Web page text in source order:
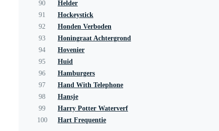
90
Helder
91
Hockeystick
92
Honden Verboden
93
Honingraat Achtergrond
94
Hovenier
95
Huid
96
Hamburgers
97
Hand With Telephone
98
Hansje
99
Harry Potter Waterverf
100
Hart Frequentie